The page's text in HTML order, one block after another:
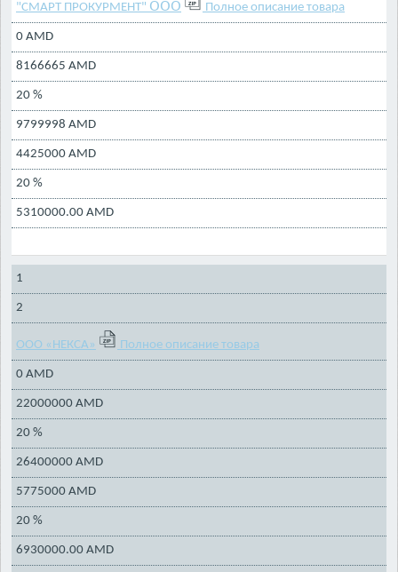
"СМАРТ ПРОКУРМЕНТ" ՕՕՕ Полное описание товара
0 AMD
8166665 AMD
20 %
9799998 AMD
4425000 AMD
20 %
5310000.00 AMD
1
2
ООО «НЕКСА» Полное описание товара
0 AMD
22000000 AMD
20 %
26400000 AMD
5775000 AMD
20 %
6930000.00 AMD